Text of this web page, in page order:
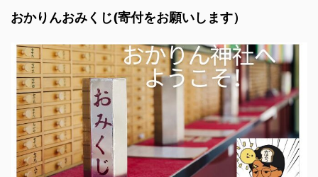
おかりんおみくじ(寄付をお願いします）